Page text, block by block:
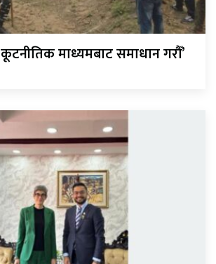
कूटनीतिक माध्यमबाट समाधान गरौँ’